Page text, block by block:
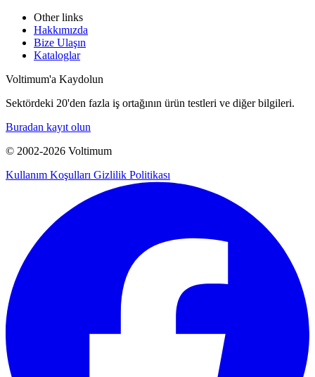
Other links
Hakkımızda
Bize Ulaşın
Kataloglar
Voltimum'a Kaydolun
Sektördeki 20'den fazla iş ortağının ürün testleri ve diğer bilgileri.
Buradan kayıt olun
© 2002-2026 Voltimum
Kullanım Koşulları Gizlilik Politikası